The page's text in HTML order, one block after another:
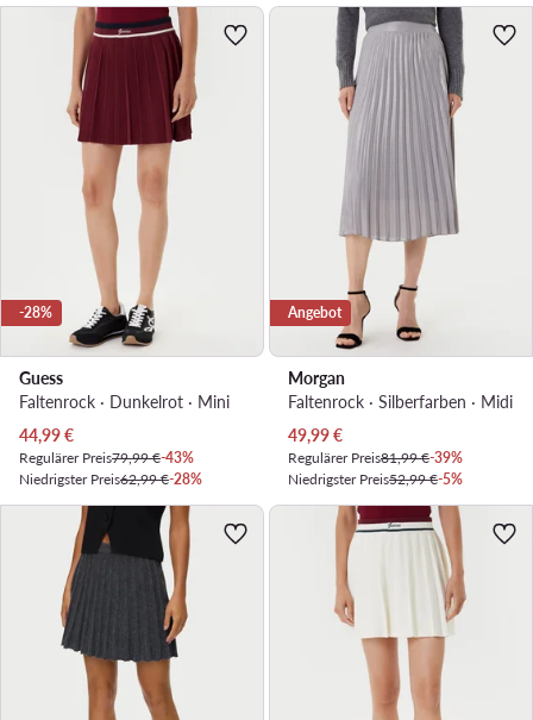
-28%
Guess
Faltenrock · Dunkelrot · Mini
Aktueller Preis
44,99€
Regulärer Preis79,99 €-43%
Niedrigster Preis62,99 €-28%
Angebot
Morgan
Faltenrock · Silberfarben · Midi
Aktueller Preis
49,99€
Regulärer Preis81,99 €-39%
Niedrigster Preis52,99 €-5%